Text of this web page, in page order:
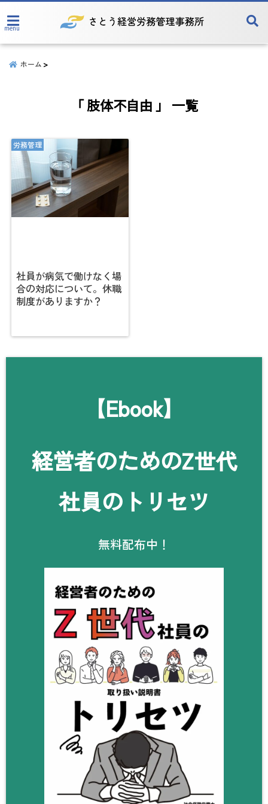
menu
ホーム
「 肢体不自由 」 一覧
労務管理
社員が病気で働けなく場
合の対応について。休職
制度がありますか？
【Ebook】
経営者のためのZ世代
社員のトリセツ
無料配布中！